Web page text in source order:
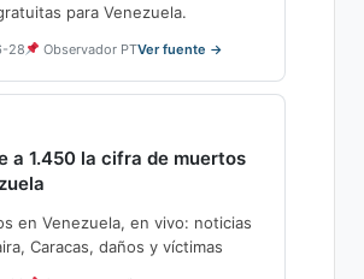
para Venezuela.
28 Observador PTVer fuente →
a 1.450 la cifra de muertos
en Venezuela, en vivo: noticias
Caracas, daños y víctimas